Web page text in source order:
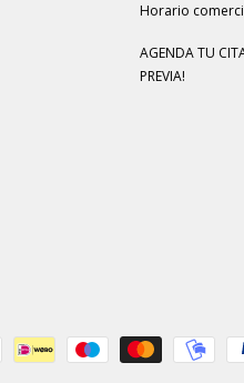
Horario
AGENDA TU
PREVIA!